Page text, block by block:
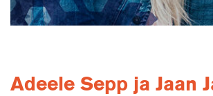
Adeele Sepp ja Jaan